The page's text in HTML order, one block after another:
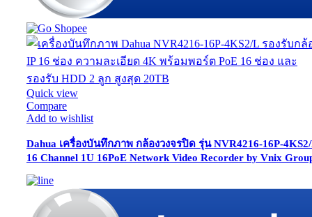
Quick view
Compare
Add to wishlist
Dahua เครื่องบันทึกภาพ กล้องวงจรปิด รุ่น NVR4216-16P-
16 Channel 1U 16PoE Network Video Recorder by Vnix